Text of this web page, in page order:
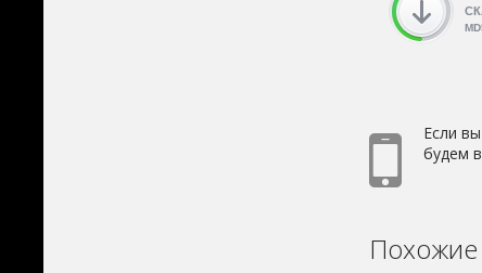
Если вы
будем